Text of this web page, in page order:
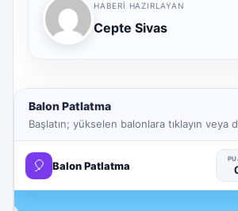
HABERI HAZIRLAYAN
Cepte Sivas
Balon Patlatma
Başlatın; yükselen balonlara tıklayın veya